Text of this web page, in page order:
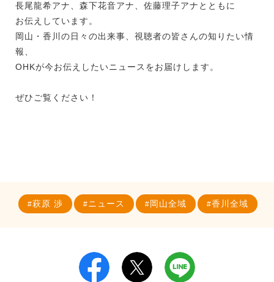
長尾龍希アナ、森下花音アナ、佐藤理子アナとともに
お伝えしています。
岡山・香川の日々の出来事、視聴者の皆さんの知りたい情
報、
OHKが今お伝えしたいニュースをお届けします。
ぜひご覧ください！
萩原 渉 ニュース 岡山全域 香川全域